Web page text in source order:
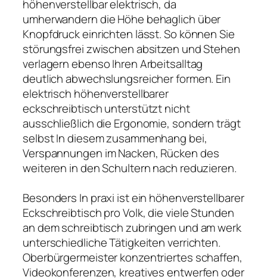
höhenverstellbar elektrisch, da
umherwandern die Höhe behaglich über
Knopfdruck einrichten lässt. So können Sie
störungsfrei zwischen absitzen und Stehen
verlagern ebenso Ihren Arbeitsalltag
deutlich abwechslungsreicher formen. Ein
elektrisch höhenverstellbarer
eckschreibtisch unterstützt nicht
ausschließlich die Ergonomie, sondern trägt
selbst In diesem zusammenhang bei,
Verspannungen im Nacken, Rücken des
weiteren in den Schultern nach reduzieren.
Besonders In praxi ist ein höhenverstellbarer
Eckschreibtisch pro Volk, die viele Stunden
an dem schreibtisch zubringen und am werk
unterschiedliche Tätigkeiten verrichten.
Oberbürgermeister konzentriertes schaffen,
Videokonferenzen, kreatives entwerfen oder